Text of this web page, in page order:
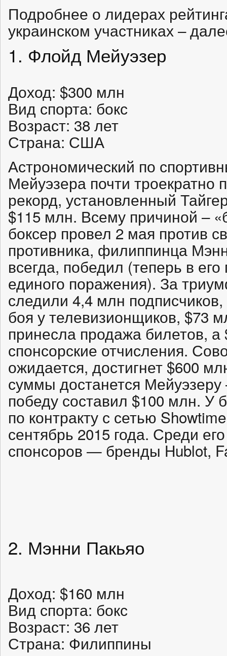
Подробнее о лидерах
украинском участниках –
1. Флойд Мейуэзер
Доход: $300 млн
Вид спорта: бокс
Возраст: 38 лет
Страна: США
Астрономический по
Мейуэзера почти
рекорд, установленный
$115 млн. Всему причиной –
боксер провел 2 мая против
противника, филиппинца
всегда, победил (теперь в
единого поражения). За
следили 4,4 млн
боя у телевизионщиков, $73
принесла продажа билетов,
спонсорские отчисления.
ожидается, достигнет $600
суммы достанется
победу составил $100 млн. У
по контракту с сетью
сентябрь 2015 года. Среди
спонсоров — бренды Hublot,
2. Мэнни Пакьяо
Доход: $160 млн
Вид спорта: бокс
Возраст: 36 лет
Страна: Филиппины